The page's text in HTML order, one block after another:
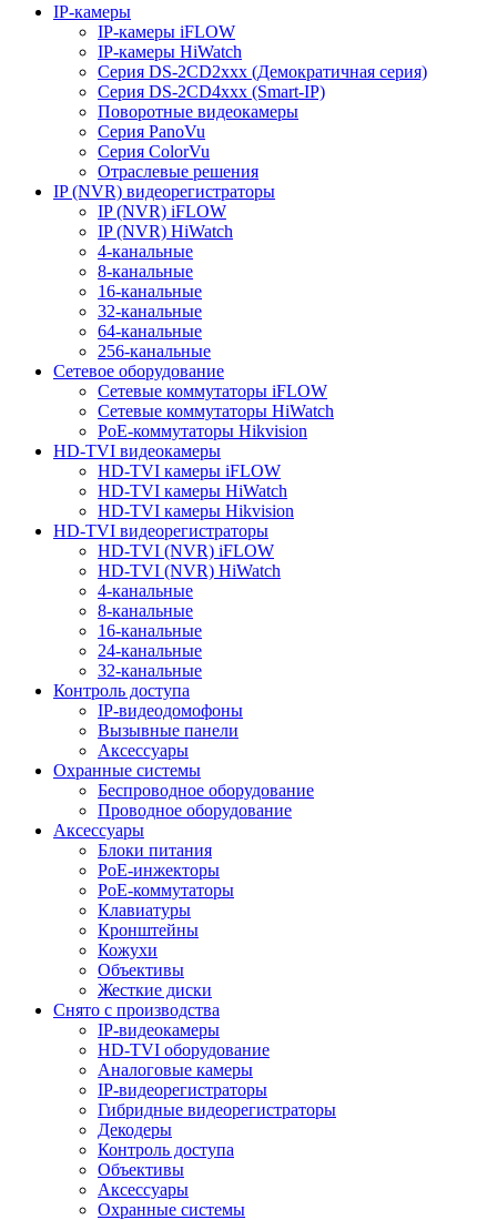
IP-камеры
IP-камеры iFLOW
IP-камеры HiWatch
Серия DS-2CD2xxx (Демократичная серия)
Серия DS-2CD4xxx (Smart-IP)
Поворотные видеокамеры
Серия PanoVu
Серия ColorVu
Отраслевые решения
IP (NVR) видеорегистраторы
IP (NVR) iFLOW
IP (NVR) HiWatch
4-канальные
8-канальные
16-канальные
32-канальные
64-канальные
256-канальные
Сетевое оборудование
Сетевые коммутаторы iFLOW
Сетевые коммутаторы HiWatch
PoE-коммутаторы Hikvision
HD-TVI видеокамеры
HD-TVI камеры iFLOW
HD-TVI камеры HiWatch
HD-TVI камеры Hikvision
HD-TVI видеорегистраторы
HD-TVI (NVR) iFLOW
HD-TVI (NVR) HiWatch
4-канальные
8-канальные
16-канальные
24-канальные
32-канальные
Контроль доступа
IP-видеодомофоны
Вызывные панели
Аксессуары
Охранные системы
Беспроводное оборудование
Проводное оборудование
Аксессуары
Блоки питания
PoE-инжекторы
PoE-коммутаторы
Клавиатуры
Кронштейны
Кожухи
Объективы
Жесткие диски
Снято с производства
IP-видеокамеры
HD-TVI оборудование
Аналоговые камеры
IP-видеорегистраторы
Гибридные видеорегистраторы
Декодеры
Контроль доступа
Объективы
Аксессуары
Охранные системы